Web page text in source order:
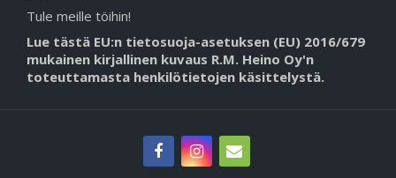
Tule meille töihin!
Lue tästä EU:n tietosuoja-asetuksen (EU) 2016/679
mukainen kirjallinen kuvaus R.M. Heino Oy'n
toteuttamasta henkilötietojen käsittelystä.